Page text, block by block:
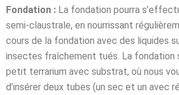
Fondation : La fondation pourra
semi-claustrale, en nourrissant
cours de la fondation avec des liquides
insectes fraîchement tués. La fondation
petit terrarium avec substrat, où nous
d’insérer deux tubes (un sec et un avec